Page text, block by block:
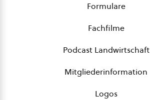
Formulare
Fachfilme
Podcast Landwirtschaft
Mitgliederinformation
Logos